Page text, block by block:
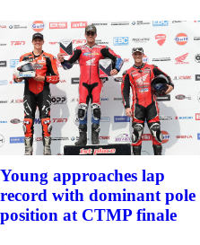
Young approaches lap
record with dominant pole
position at CTMP finale